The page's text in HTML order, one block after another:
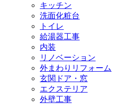
キッチン
洗面化粧台
トイレ
給湯器工事
内装
リノベーション
外まわりリフォーム
玄関ドア・窓
エクステリア
外壁工事